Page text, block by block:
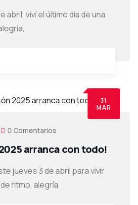
abril, viví el último día de una
31
MAR
0 Comentarios
arranca con todo!
jueves 3 de abril para vivir
ritmo, alegría